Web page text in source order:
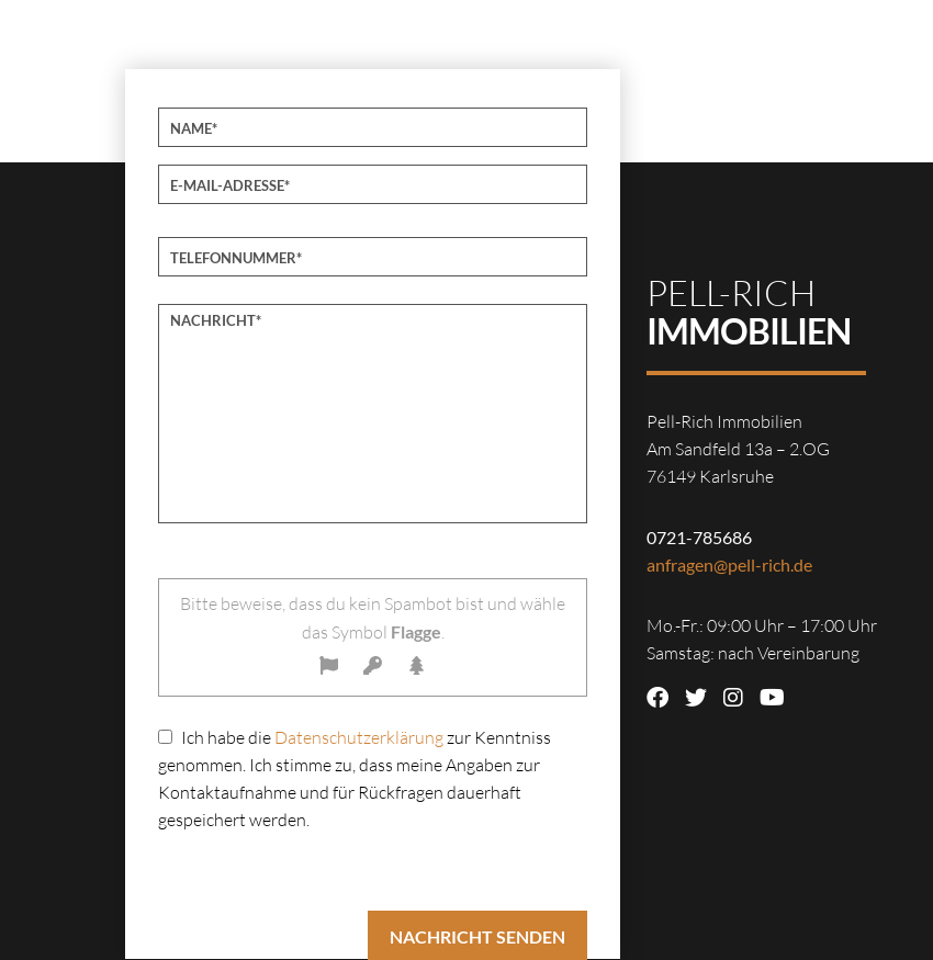
Bitte lasse dieses Feld leer.
Bitte beweise, dass du kein Spambot bist und wähle
das Symbol Flagge.
Ich habe die Datenschutzerklärungzur Kenntniss
genommen. Ich stimme zu, dass meine Angaben zur
Kontaktaufnahme und für Rückfragen dauerhaft
gespeichert werden.
PELL-RICH
IMMOBILIEN
Pell-Rich Immobilien
Am Sandfeld 13a – 2.OG
76149 Karlsruhe
0721-785686
anfragen@pell-rich.de
Mo.-Fr.: 09:00 Uhr – 17:00 Uhr
Samstag: nach Vereinbarung